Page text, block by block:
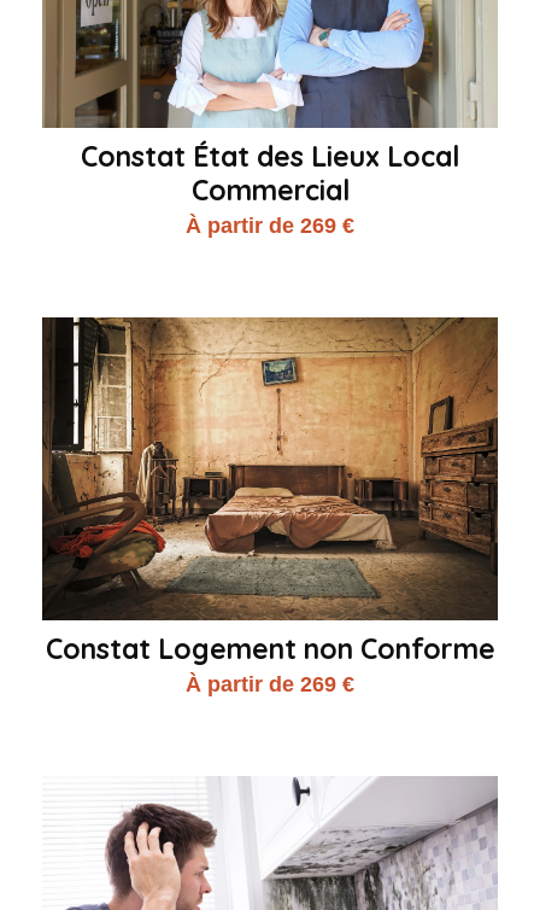
Constat État des Lieux Local
Commercial
À partir de 269 €
Constat Logement non Conforme
À partir de 269 €